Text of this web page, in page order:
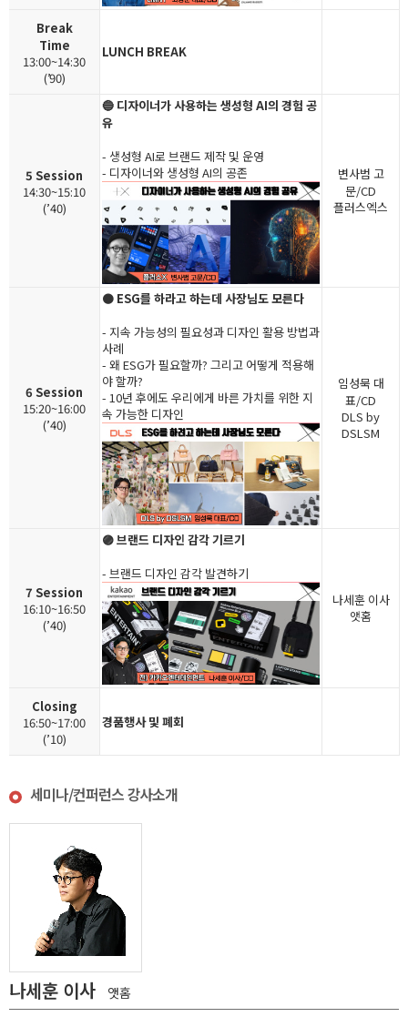
Break
Time
13:00~14:30
(’90)
LUNCH BREAK
5 Session
14:30~15:10
(’40)
🔵 디자이너가 사용하는 생성형 AI의 경험 공
유
- 생성형 AI로 브랜드 제작 및 운영
- 디자이너와 생성형 AI의 공존
변사범 고
문/CD
플러스엑스
6 Session
15:20~16:00
(’40)
🟤 ESG를 하라고 하는데 사장님도 모른다
- 지속 가능성의 필요성과 디자인 활용 방법과
사례
- 왜 ESG가 필요할까? 그리고 어떻게 적용해
야 할까?
- 10년 후에도 우리에게 바른 가치를 위한 지
속 가능한 디자인
임성묵 대
표/CD
DLS by
DSLSM
7 Session
16:10~16:50
(’40)
🟣 브랜드 디자인 감각 기르기
- 브랜드 디자인 감각 발견하기
나세훈 이사
앳홈
Closing
16:50~17:00
(’10)
경품행사 및 폐회
세미나/컨퍼런스 강사소개
나세훈 이사 앳홈